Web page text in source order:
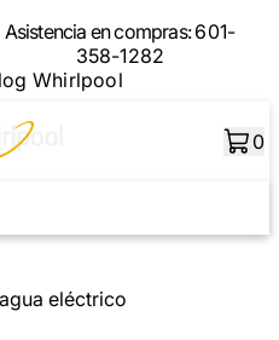
Asistencia en compras:601-
358-1282
Whirlpool
0
eléctrico